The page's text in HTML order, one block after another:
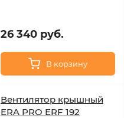
26 340 руб.
В корзину
Вентилятор крышный
ERA PRO ERF 192